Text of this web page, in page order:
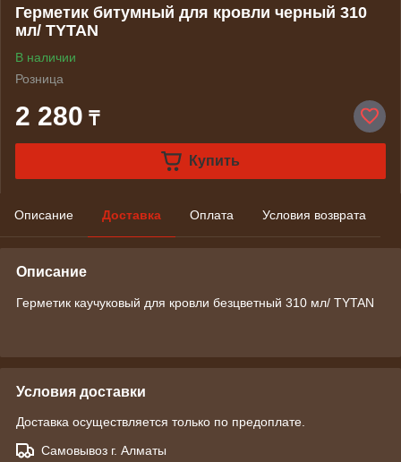
Герметик битумный для кровли черный 310
мл/ TYTAN
В наличии
Розница
2 280 ₸
Купить
Описание Доставка Оплата Условия возврата
Описание
Герметик каучуковый для кровли безцветный 310 мл/ TYTAN
Условия доставки
Доставка осуществляется только по предоплате.
Самовывоз г. Алматы